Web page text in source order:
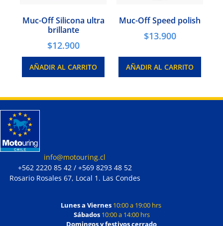
Muc-Off Silicona ultra
brillante
$12.900
AÑADIR AL CARRITO
Muc-Off Speed polish
$13.900
AÑADIR AL CARRITO
info@motouring.cl
+562 2220 85 42 / +569 8293 48 52
Rosario Rosales 67, Local 1. Las Condes
Lunes a Viernes 10:00 a 19:00 hrs
Sábados 10:00 a 14:00 hrs
Domingos y festivos cerrado